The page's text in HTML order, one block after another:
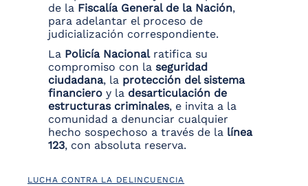
de la Fiscalía General de la Nación,
para adelantar el proceso de
judicialización correspondiente.
La Policía Nacionalratifica su
compromiso con la seguridad
ciudadana, la protección del sistema
financiero y la desarticulación de
estructuras criminales, e invita a la
comunidad a denunciar cualquier
hecho sospechoso a través de la línea
123, con absoluta reserva.
LUCHA CONTRA LA DELINCUENCIA